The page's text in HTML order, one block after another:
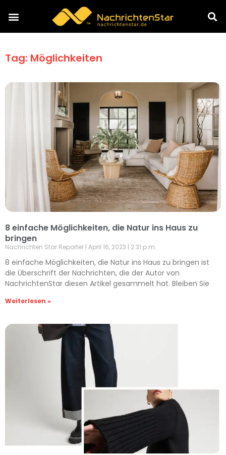
Tag: Möglichkeiten
8 einfache Möglichkeiten, die Natur ins Haus zu
bringen
Nachrichten Star Reporter April 16, 2023 2:31 p.m.
8 einfache Möglichkeiten, die Natur ins Haus zu bringen ist
die Überschrift der Nachrichten, die der Autor von
NachrichtenStar diesen Artikel gesammelt hat. Bleiben Sie
Weiterlesen »